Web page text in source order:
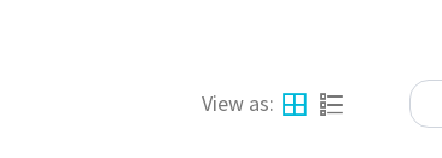
View as: